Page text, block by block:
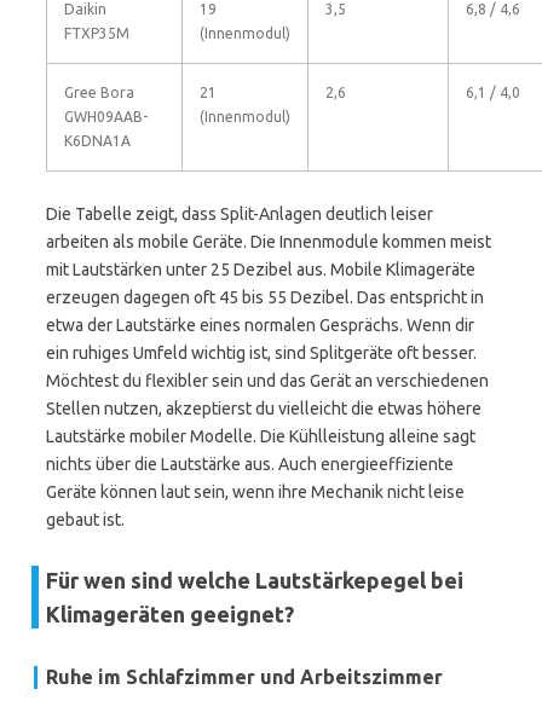
Daikin
FTXP35M
19
(Innenmodul)
3,5 6,8 / 4,6
Gree Bora
GWH09AAB-
K6DNA1A
21
(Innenmodul)
2,6 6,1 / 4,0
Die Tabelle zeigt, dass Split-Anlagen deutlich leiser
arbeiten als mobile Geräte. Die Innenmodule kommen meist
mit Lautstärken unter 25 Dezibel aus. Mobile Klimageräte
erzeugen dagegen oft 45 bis 55 Dezibel. Das entspricht in
etwa der Lautstärke eines normalen Gesprächs. Wenn dir
ein ruhiges Umfeld wichtig ist, sind Splitgeräte oft besser.
Möchtest du flexibler sein und das Gerät an verschiedenen
Stellen nutzen, akzeptierst du vielleicht die etwas höhere
Lautstärke mobiler Modelle. Die Kühlleistung alleine sagt
nichts über die Lautstärke aus. Auch energieeffiziente
Geräte können laut sein, wenn ihre Mechanik nicht leise
gebaut ist.
Für wen sind welche Lautstärkepegel bei
Klimageräten geeignet?
Ruhe im Schlafzimmer und Arbeitszimmer